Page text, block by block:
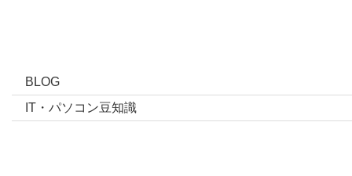
BLOG
IT・パソコン豆知識